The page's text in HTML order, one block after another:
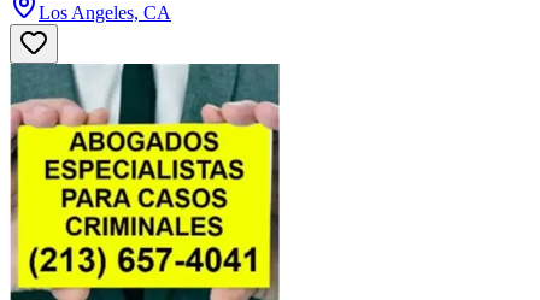
Los Angeles, CA